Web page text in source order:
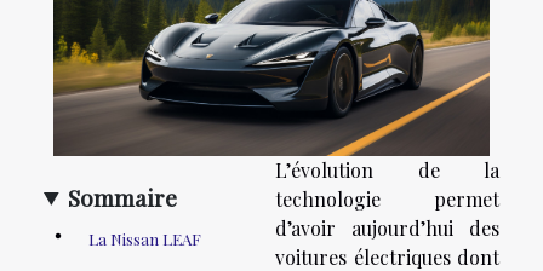
Sommaire
La Nissan LEAF
L’évolution de la
technologie permet
d’avoir aujourd’hui des
voitures électriques dont